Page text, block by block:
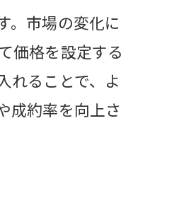
。市場の変化に
価格を設定する
れることで、よ
成約率を向上さ